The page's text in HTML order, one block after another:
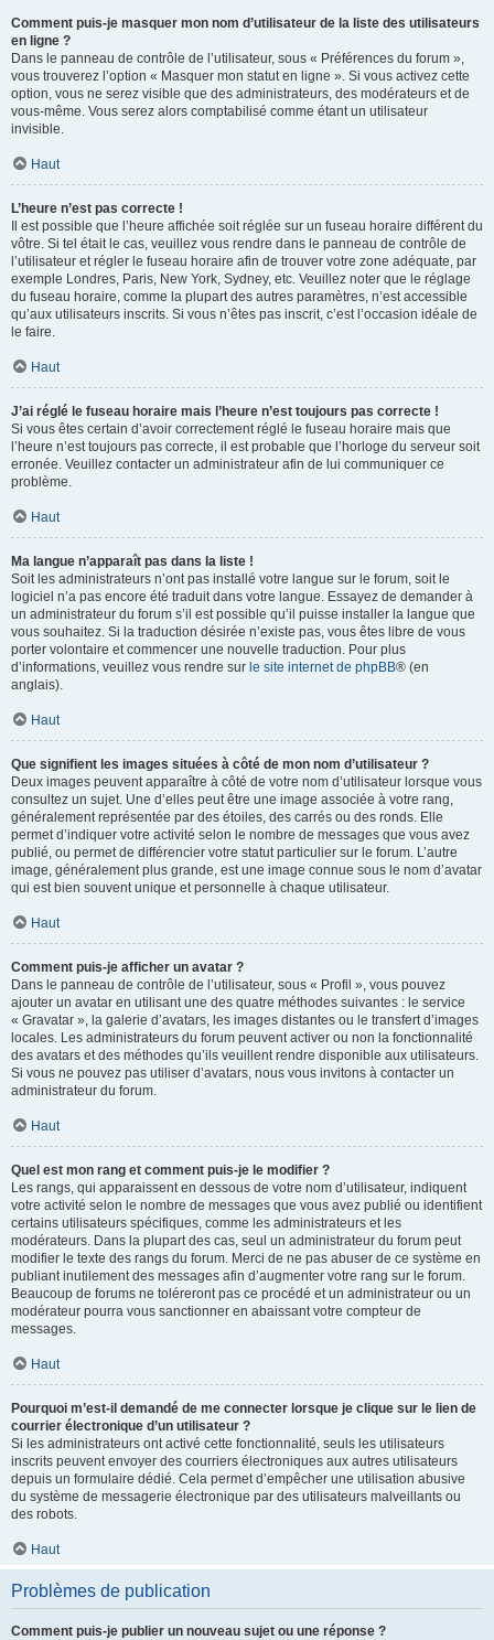
Comment puis-je masquer mon nom d’utilisateur de la liste des utilisateurs
en ligne ?
Dans le panneau de contrôle de l’utilisateur, sous « Préférences du forum »,
vous trouverez l’option « Masquer mon statut en ligne ». Si vous activez cette
option, vous ne serez visible que des administrateurs, des modérateurs et de
vous-même. Vous serez alors comptabilisé comme étant un utilisateur
invisible.
Haut
L’heure n’est pas correcte !
Il est possible que l’heure affichée soit réglée sur un fuseau horaire différent du
vôtre. Si tel était le cas, veuillez vous rendre dans le panneau de contrôle de
l’utilisateur et régler le fuseau horaire afin de trouver votre zone adéquate, par
exemple Londres, Paris, New York, Sydney, etc. Veuillez noter que le réglage
du fuseau horaire, comme la plupart des autres paramètres, n’est accessible
qu’aux utilisateurs inscrits. Si vous n’êtes pas inscrit, c’est l’occasion idéale de
le faire.
Haut
J’ai réglé le fuseau horaire mais l’heure n’est toujours pas correcte !
Si vous êtes certain d’avoir correctement réglé le fuseau horaire mais que
l’heure n’est toujours pas correcte, il est probable que l’horloge du serveur soit
erronée. Veuillez contacter un administrateur afin de lui communiquer ce
problème.
Haut
Ma langue n’apparaît pas dans la liste !
Soit les administrateurs n’ont pas installé votre langue sur le forum, soit le
logiciel n’a pas encore été traduit dans votre langue. Essayez de demander à
un administrateur du forum s’il est possible qu’il puisse installer la langue que
vous souhaitez. Si la traduction désirée n’existe pas, vous êtes libre de vous
porter volontaire et commencer une nouvelle traduction. Pour plus
d’informations, veuillez vous rendre sur le site internet de phpBB® (en
anglais).
Haut
Que signifient les images situées à côté de mon nom d’utilisateur ?
Deux images peuvent apparaître à côté de votre nom d’utilisateur lorsque vous
consultez un sujet. Une d’elles peut être une image associée à votre rang,
généralement représentée par des étoiles, des carrés ou des ronds. Elle
permet d’indiquer votre activité selon le nombre de messages que vous avez
publié, ou permet de différencier votre statut particulier sur le forum. L’autre
image, généralement plus grande, est une image connue sous le nom d’avatar
qui est bien souvent unique et personnelle à chaque utilisateur.
Haut
Comment puis-je afficher un avatar ?
Dans le panneau de contrôle de l’utilisateur, sous « Profil », vous pouvez
ajouter un avatar en utilisant une des quatre méthodes suivantes : le service
« Gravatar », la galerie d’avatars, les images distantes ou le transfert d’images
locales. Les administrateurs du forum peuvent activer ou non la fonctionnalité
des avatars et des méthodes qu’ils veuillent rendre disponible aux utilisateurs.
Si vous ne pouvez pas utiliser d’avatars, nous vous invitons à contacter un
administrateur du forum.
Haut
Quel est mon rang et comment puis-je le modifier ?
Les rangs, qui apparaissent en dessous de votre nom d’utilisateur, indiquent
votre activité selon le nombre de messages que vous avez publié ou identifient
certains utilisateurs spécifiques, comme les administrateurs et les
modérateurs. Dans la plupart des cas, seul un administrateur du forum peut
modifier le texte des rangs du forum. Merci de ne pas abuser de ce système en
publiant inutilement des messages afin d’augmenter votre rang sur le forum.
Beaucoup de forums ne toléreront pas ce procédé et un administrateur ou un
modérateur pourra vous sanctionner en abaissant votre compteur de
messages.
Haut
Pourquoi m’est-il demandé de me connecter lorsque je clique sur le lien de
courrier électronique d’un utilisateur ?
Si les administrateurs ont activé cette fonctionnalité, seuls les utilisateurs
inscrits peuvent envoyer des courriers électroniques aux autres utilisateurs
depuis un formulaire dédié. Cela permet d’empêcher une utilisation abusive
du système de messagerie électronique par des utilisateurs malveillants ou
des robots.
Haut
Problèmes de publication
Comment puis-je publier un nouveau sujet ou une réponse ?